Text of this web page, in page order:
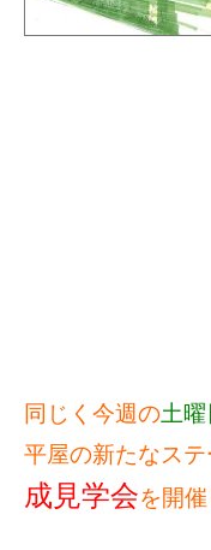
同じく今週の土曜
平屋の新たなステ
成見学会を開催